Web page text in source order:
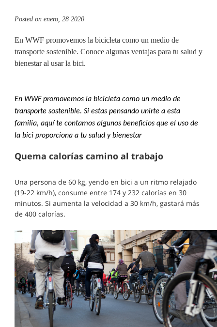
Posted on enero, 28 2020
En WWF promovemos la bicicleta como un medio de
transporte sostenible. Conoce algunas ventajas para tu salud y
bienestar al usar la bici.
En WWF promovemos la bicicleta como un medio de
transporte sostenible. Si estas pensando unirte a esta
familia, aquí te contamos algunos beneficios que el uso de
la bici proporciona a tu salud y bienestar
Quema calorías camino al trabajo
Una persona de 60 kg, yendo en bici a un ritmo relajado
(19-22 km/h), consume entre 174 y 232 calorías en 30
minutos. Si aumenta la velocidad a 30 km/h, gastará más
de 400 calorías.